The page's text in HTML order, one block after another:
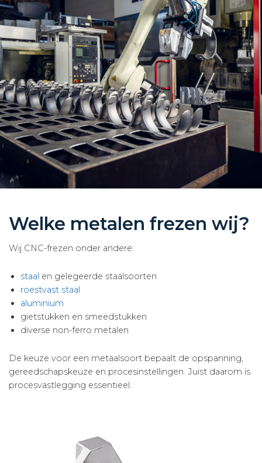
Welke metalen frezen wij?
Wij CNC-frezen onder andere:
staal en gelegeerde staalsoorten
roestvast staal
aluminium
gietstukken en smeedstukken
diverse non-ferro metalen
De keuze voor een metaalsoort bepaalt de opspanning,
gereedschapskeuze en procesinstellingen. Juist daarom is
procesvastlegging essentieel.